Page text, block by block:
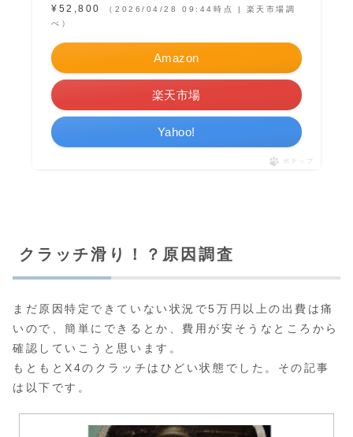
¥52,800
（2026/04/28 09:44時点 | 楽天市場調
べ）
Amazon
楽天市場
Yahoo!
ポチップ
クラッチ滑り！？原因調査
まだ原因特定できていない状況で5万円以上の出費は痛
いので、簡単にできるとか、費用が安そうなところから
確認していこうと思います。
もともとX4のクラッチはひどい状態でした。その記事
は以下です。